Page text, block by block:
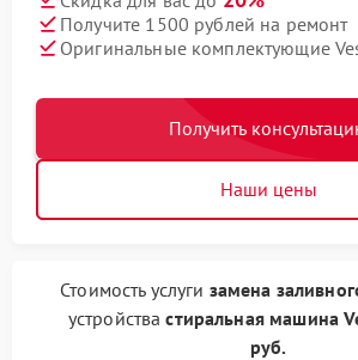
Получите 1500 рублей на ремонт
Оригинальные комплектующие
Получить
Наши цены
Стоимость услуги замена
устройствастиральная машина
руб.